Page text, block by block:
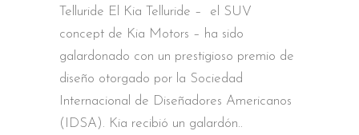
Telluride El Kia Telluride – el SUV
concept de Kia Motors – ha sido
galardonado con un prestigioso premio de
diseño otorgado por la Sociedad
Internacional de Diseñadores Americanos
(IDSA). Kia recibió un galardón